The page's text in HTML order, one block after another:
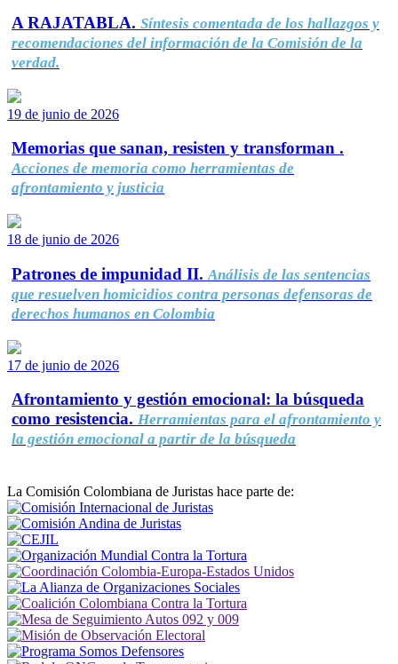
A RAJATABLA. Síntesis comentada de los hallazgos y
recomendaciones del información de la Comisión de la
verdad.
19 de junio de 2026
Memorias que sanan, resisten y transforman .
Acciones de memoria como herramientas de
afrontamiento y justicia
18 de junio de 2026
Patrones de impunidad II. Análisis de las sentencias
que resuelven homicidios contra personas defensoras de
derechos humanos en Colombia
17 de junio de 2026
Afrontamiento y gestión emocional: la búsqueda
como resistencia. Herramientas para el afrontamiento y
la gestión emocional a partir de la búsqueda
La Comisión Colombiana de Juristas hace parte de: